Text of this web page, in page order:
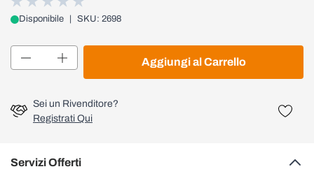
Disponibile SKU: 2698
Aggiungi al Carrello
Sei un Rivenditore?
Registrati Qui
Servizi Offerti